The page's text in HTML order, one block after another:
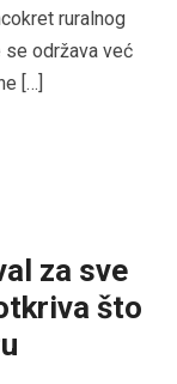
ruralnog
se održava već
[…]
za sve
što